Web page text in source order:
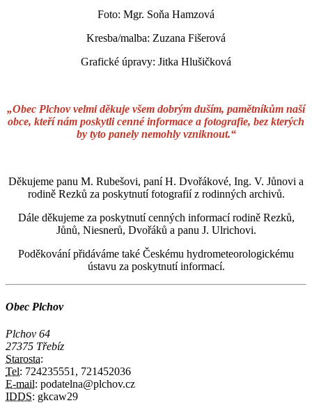
Foto: Mgr. Soňa Hamzová
Kresba/malba: Zuzana Fišerová
Grafické úpravy: Jitka Hlušičková
„Obec Plchov velmi děkuje všem dobrým duším, pamětníkům naší
obce, kteří nám poskytli cenné informace a fotografie, bez kterých
by tyto panely nemohly vzniknout.“
Děkujeme panu M. Rubešovi, paní H. Dvořákové, Ing. V. Jůnovi a
rodině Rezků za poskytnutí fotografií z rodinných archivů.
Dále děkujeme za poskytnutí cenných informací rodině Rezků,
Jůnů, Niesnerů, Dvořáků a panu J. Ulrichovi.
Poděkování přidáváme také Českému hydrometeorologickému
ústavu za poskytnutí informací.
Obec Plchov
Plchov 64
27375 Třebíz
Starosta:
Tel: 724235551, 721452036
E-mail: podatelna@plchov.cz
IDDS: gkcaw29